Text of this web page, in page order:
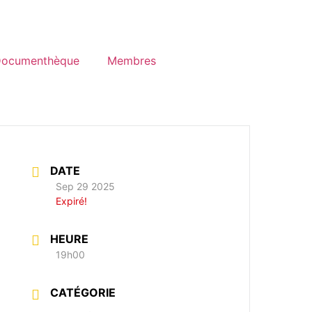
Membres
DATE
Sep 29 2025
Expiré!
HEURE
19h00
CATÉGORIE